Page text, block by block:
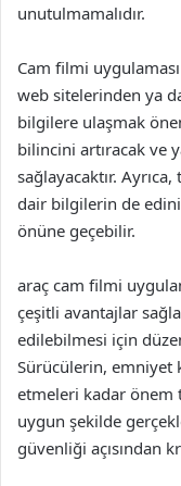
unutulmamalıdır.
Cam filmi
web sitelerinden ya
bilgilere ulaşmak
bilincini artıracak ve
sağlayacaktır.
dair bilgilerin de
önüne geçebilir.
araç cam filmi
çeşitli avantajlar
edilebilmesi için
Sürücülerin, emniyet
etmeleri kadar önem
uygun şekilde
güvenliği açısından